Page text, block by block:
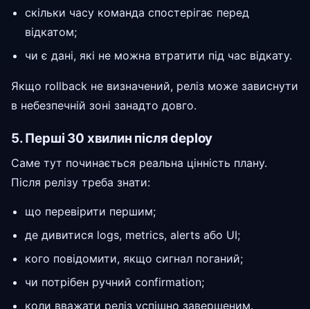
скільки часу команда спостерігає перед
відкатом;
чи є дані, які не можна втратити під час відкату.
Якщо rollback не визначений, реліз може зависнути
в небезпечній зоні занадто довго.
5. Перші 30 хвилин після deploy
Саме тут починається реальна цінність плану.
Після релізу треба знати:
що перевірити першим;
де дивитися logs, metrics, alerts або UI;
кого повідомити, якщо сигнал поганий;
чи потрібен ручний confirmation;
коли вважати реліз успішно завершеним.